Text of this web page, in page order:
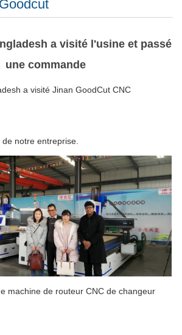
a visité l'usine et passé
une commande
a visité Jinan GoodCut CNC
notre entreprise.
machine de routeur CNC de changeur